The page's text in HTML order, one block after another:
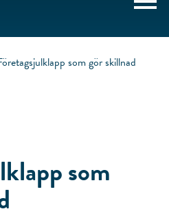
som gör skillnad
som